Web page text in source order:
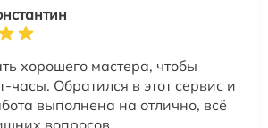
хорошего мастера, чтобы
часы. Обратился в этот сервис и
выполнена на отлично, всё